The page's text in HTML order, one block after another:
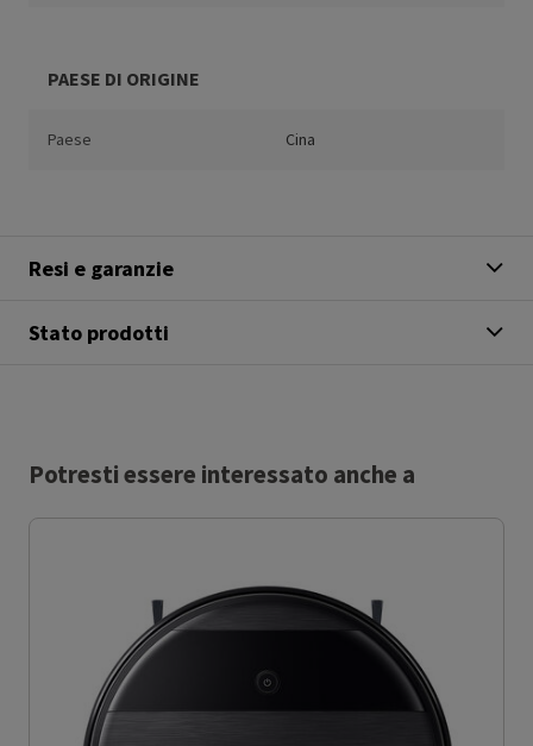
PAESE DI ORIGINE
Paese Cina
Resi e garanzie
Stato prodotti
Potresti essere interessato anche a